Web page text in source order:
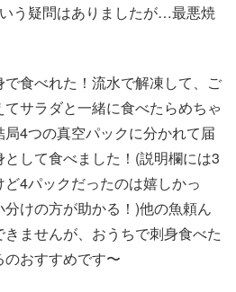
う疑問はありましたが…最悪焼
食べれた！流水で解凍して、ご
サラダと一緒に食べたらめちゃ
4つの真空パックに分かれて届
して食べました！(説明欄には3
4パックだったのは嬉しかっ
けの方が助かる！)他の魚頼ん
ませんが、おうちで刺身食べた
おすすめです〜